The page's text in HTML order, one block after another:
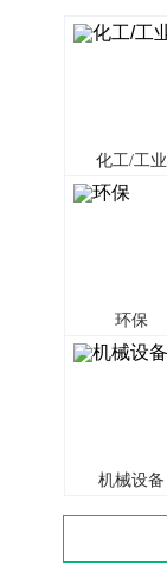
化工/工业
环保
机械设备